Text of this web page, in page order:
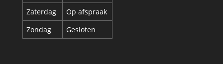
Zaterdag
Op afspraak
Zondag
Gesloten